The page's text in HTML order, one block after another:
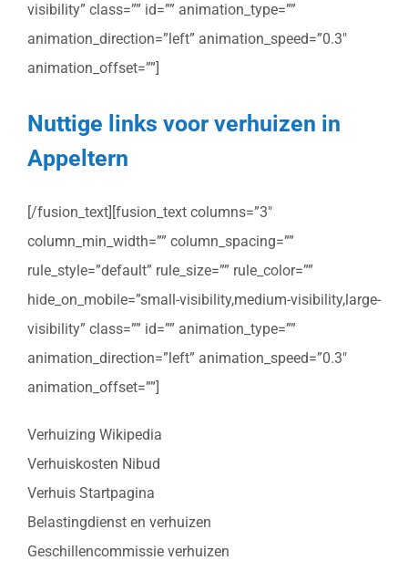
visibility” class=”” id=”” animation_type=””
animation_direction=”left” animation_speed=”0.3″
animation_offset=””]
Nuttige links voor verhuizen in
Appeltern
[/fusion_text][fusion_text columns=”3″
column_min_width=”” column_spacing=””
rule_style=”default” rule_size=”” rule_color=””
hide_on_mobile=”small-visibility,medium-visibility,large-
visibility” class=”” id=”” animation_type=””
animation_direction=”left” animation_speed=”0.3″
animation_offset=””]
Verhuizing Wikipedia
Verhuiskosten Nibud
Verhuis Startpagina
Belastingdienst en verhuizen
Geschillencommissie verhuizen